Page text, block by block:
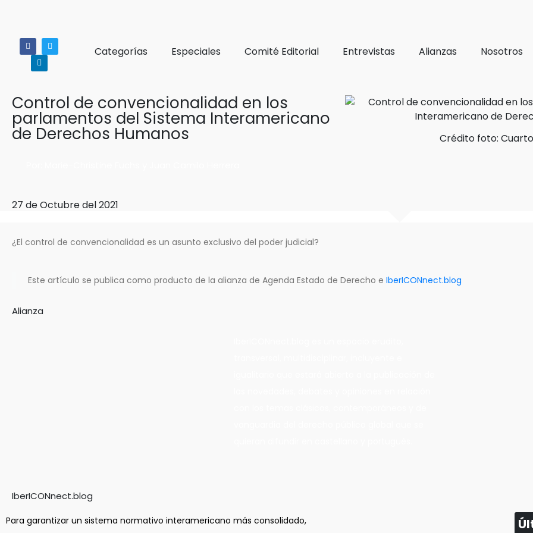
Categorías Especiales Comité Editorial Entrevistas Alianzas Nosotros
Control de convencionalidad en los
parlamentos del Sistema Interamericano
de Derechos Humanos
27 de Octubre del 2021
Crédito foto:
¿El control de convencionalidad es un asunto exclusivo del poder judicial?
Este artículo se publica como producto de la alianza de Agenda Estado de Derecho e IberICONnect.blog
Alianza
IberICONnect.blog
Para garantizar un sistema normativo interamericano más consolidado,